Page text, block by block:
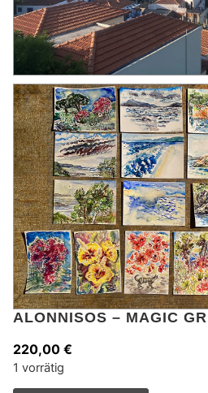
ALONNISOS – MAGIC
220,00 €
1 vorrätig